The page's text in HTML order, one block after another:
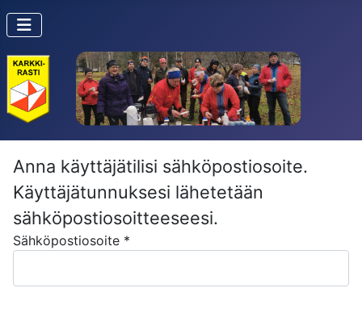
Anna käyttäjätilisi sähköpostiosoite.
Käyttäjätunnuksesi lähetetään
sähköpostiosoitteeseesi.
Sähköpostiosoite *